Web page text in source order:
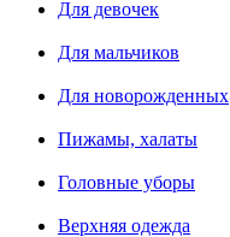
Для девочек
Для мальчиков
Для новорожденных
Пижамы, халаты
Головные уборы
Верхняя одежда